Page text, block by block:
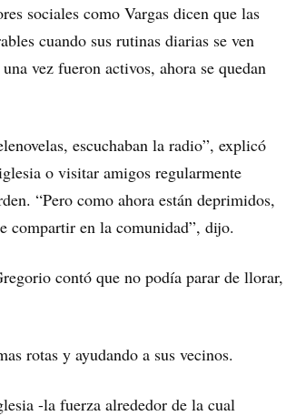
sociales como Vargas dicen que las
cuando sus rutinas diarias se ven
vez fueron activos, ahora se quedan
escuchaban la radio”, explicó
o visitar amigos regularmente
“Pero como ahora están deprimidos,
compartir en la comunidad”, dijo.
contó que no podía parar de llorar,
rotas y ayudando a sus vecinos.
-la fuerza alrededor de la cual